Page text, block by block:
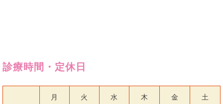
診療時間・定休日
月 火 水 木 金 土